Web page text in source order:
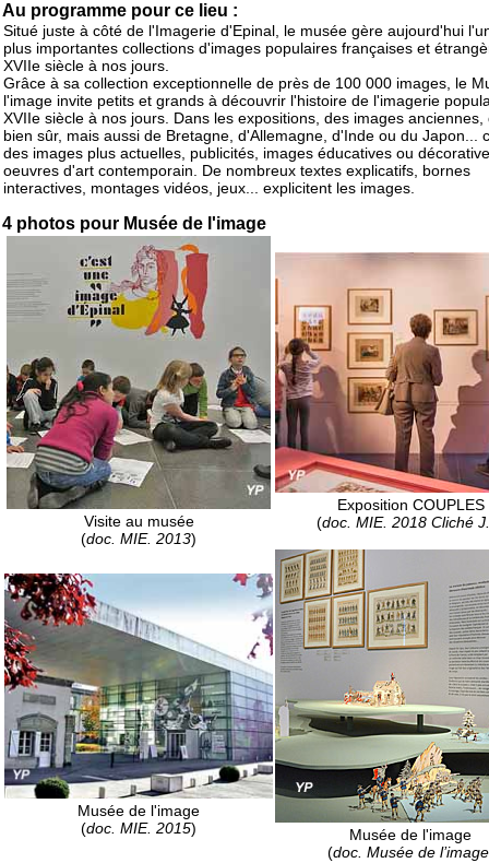
Au programme pour ce lieu :
Situé juste à côté de l'Imagerie d'Epinal, le musée gère aujourd'hui
plus importantes collections d'images populaires françaises et
XVIIe siècle à nos jours.
Grâce à sa collection exceptionnelle de près de 100 000 images, le
l'image invite petits et grands à découvrir l'histoire de l'imagerie
XVIIe siècle à nos jours. Dans les expositions, des images anciennes,
bien sûr, mais aussi de Bretagne, d'Allemagne, d'Inde ou du Japon...
des images plus actuelles, publicités, images éducatives ou
oeuvres d'art contemporain. De nombreux textes explicatifs, bornes
interactives, montages vidéos, jeux... explicitent les images.
4 photos pour Musée de l'image
Visite au musée
(doc. MIE. 2013)
Exposition COUPLES
(doc. MIE. 2018 Cliché
Musée de l'image
(doc. MIE. 2015)
Musée de l'image
(doc. Musée de l’image